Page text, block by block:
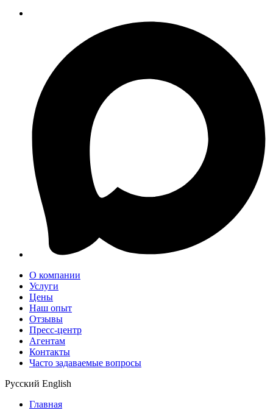
О компании
Услуги
Цены
Наш опыт
Отзывы
Пресс-центр
Агентам
Контакты
Часто задаваемые вопросы
Русский English
Главная